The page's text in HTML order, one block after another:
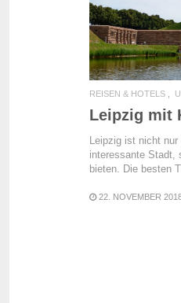
REISEN & HOTELS
Leipzig mit
Leipzig ist nicht nur
interessante Stadt,
bieten. Die besten
22. NOVEMBER